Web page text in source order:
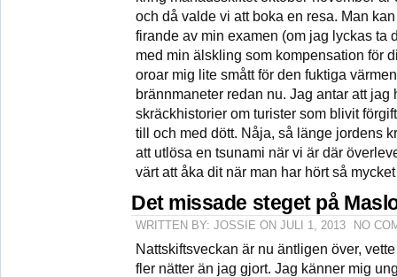
och då valde vi att boka en resa. Man
firande av min examen (om jag lyckas ta
med min älskling som kompensation för
oroar mig lite smått för den fuktiga
brännmaneter redan nu. Jag antar att jag
skräckhistorier om turister som blivit
till och med dött. Nåja, så länge jordens
att utlösa en tsunami när vi är där
värt att åka dit när man har hört så
Det missade steget på
WRITTEN BY: JOSSIE ON JULI 1, 2013 NO
Nattskiftsveckan är nu äntligen över,
fler nätter än jag gjort. Jag känner mig